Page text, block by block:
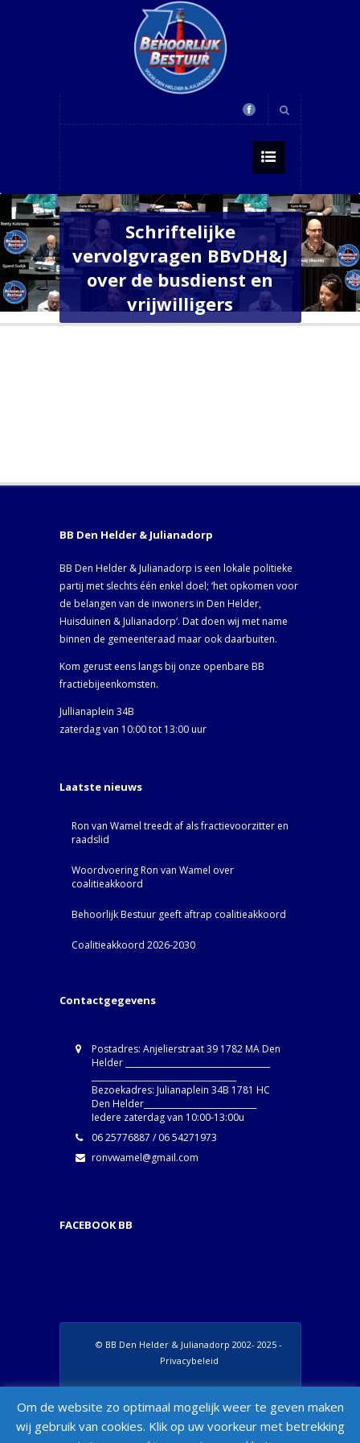
Schriftelijke
vervolgvragen BBvDH&J
over de busdienst en
vrijwilligers
BB Den Helder & Julianadorp
BB Den Helder & Julianadorp is een lokale politieke
partij met slechts één enkel doel; ‘het opkomen voor
de belangen van de inwoners in Den Helder,
Huisduinen & Julianadorp‘. Dat doen wij met name
binnen de gemeenteraad maar ook daarbuiten.
Kom gerust eens langs bij onze openbare BB
fractiebijeenkomsten.
Jullianaplein 34B
zaterdag van 10:00 tot 13:00 uur
Laatste nieuws
Ron van Wamel treedt af als fractievoorzitter en
raadslid
Woordvoering Ron van Wamel over
coalitieakkoord
Behoorlijk Bestuur geeft aftrap coalitieakkoord
Coalitieakkoord 2026-2030
Contactgegevens
Postadres: Anjelierstraat 39 1782 MA Den
Helder ____________________________________
Bezoekadres: Julianaplein 34B 1781 HC
Den Helder____________________________
Iedere zaterdag van 10:00-13:00u
06 25776887 / 06 54271973
ronvwamel@gmail.com
FACEBOOK BB
© BB Den Helder & Julianadorp 2002- 2025 -
Privacybeleid
Appearance > Menus > "Manage Locations"
Om de website zo optimaal mogelijk weer te geven maken
wij gebruik van cookies. Klik op uw voorkeur met betrekking